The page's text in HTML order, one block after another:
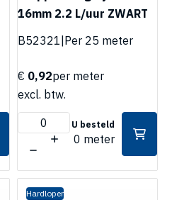
16mm 2.2 L/uur ZWART
B52321|Per 25 meter
€ 0,92per meter
excl. btw.
U besteld
0 meter
Hardloper